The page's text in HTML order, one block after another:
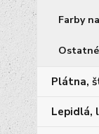
Farby
Ostatné
Plátna,
Lepidlá,